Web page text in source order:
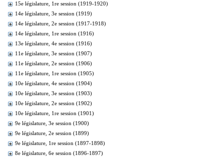
15e législature, 1re session (1919-1920)
14e législature, 3e session (1919)
14e législature, 2e session (1917-1918)
14e législature, 1re session (1916)
13e législature, 4e session (1916)
11e législature, 3e session (1907)
11e législature, 2e session (1906)
11e législature, 1re session (1905)
10e législature, 4e session (1904)
10e législature, 3e session (1903)
10e législature, 2e session (1902)
10e législature, 1re session (1901)
9e législature, 3e session (1900)
9e législature, 2e session (1899)
9e législature, 1re session (1897-1898)
8e législature, 6e session (1896-1897)